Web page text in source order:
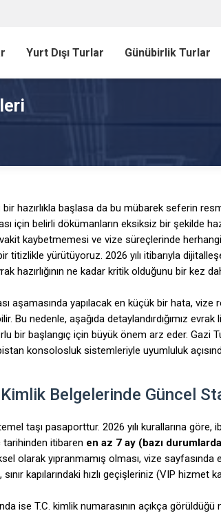
Yurt Dışı Turlar Günübirlik Turlar
hazırlıkla başlasa da bu mübarek seferin
için belirli dökümanların eksiksiz bir şekilde
kaybetmemesi ve vize süreçlerinde
titizlikle yürütüyoruz. 2026 yılı itibarıyla
hazırlığının ne kadar kritik olduğunu bir kez
aşamasında yapılacak en küçük bir hata,
Bu nedenle, aşağıda detaylandırdığımız
bir başlangıç için büyük önem arz eder.
konsolosluk sistemleriyle uyumluluk
Belgelerinde Güncel
taşı pasaporttur. 2026 yılı kurallarına
tarihinden itibaren en az 7 ay (bazı
olarak yıpranmamış olması, vize
kapılarındaki hızlı geçişleriniz (VIP
ise T.C. kimlik numarasının açıkça